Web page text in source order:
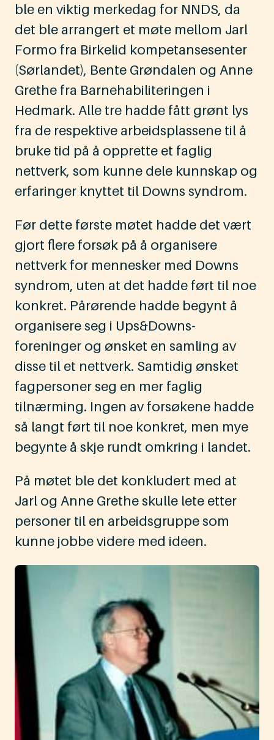
ble en viktig merkedag for NNDS, da
det ble arrangert et møte mellom Jarl
Formo fra Birkelid kompetansesenter
(Sørlandet), Bente Grøndalen og Anne
Grethe fra Barnehabiliteringen i
Hedmark. Alle tre hadde fått grønt lys
fra de respektive arbeidsplassene til å
bruke tid på å opprette et faglig
nettverk, som kunne dele kunnskap og
erfaringer knyttet til Downs syndrom.
Før dette første møtet hadde det vært
gjort flere forsøk på å organisere
nettverk for mennesker med Downs
syndrom, uten at det hadde ført til noe
konkret. Pårørende hadde begynt å
organisere seg i Ups&Downs-
foreninger og ønsket en samling av
disse til et nettverk. Samtidig ønsket
fagpersoner seg en mer faglig
tilnærming. Ingen av forsøkene hadde
så langt ført til noe konkret, men mye
begynte å skje rundt omkring i landet.
På møtet ble det konkludert med at
Jarl og Anne Grethe skulle lete etter
personer til en arbeidsgruppe som
kunne jobbe videre med ideen.